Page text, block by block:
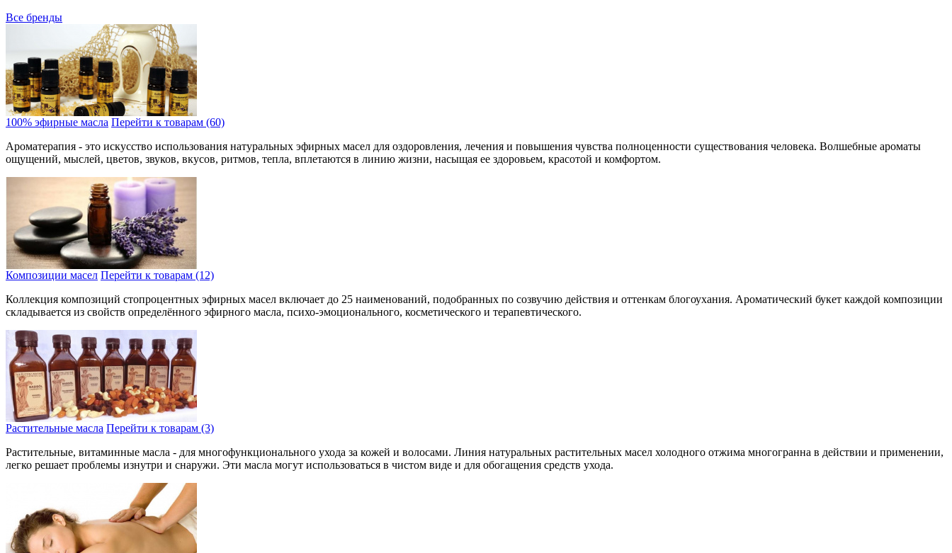
Все бренды
100% эфирные масла Перейти к товарам (60)
Аро­матерапия - это искусство использования натуральных эфирных масел для оздо­ровления, лечения и повышения чувства полноценности существования человека. Волшебные ароматы
ощущений, мыслей, цве­тов, звуков, вкусов, ритмов, тепла, вплетаются в линию жизни, насыщая ее здо­ровьем, красотой и комфортом.
Композиции масел Перейти к товарам (12)
Коллекция композиций стопроцентных эфирных масел включает до 25 наи­менований, подобранных по созвучию действия и отте­нкам блогоухания. Арома­тический букет каждой композиции
складывается из свойств определённого эфирного масла, психо-эмоци­онального, косметического и терапевтического.
Растительные масла Перейти к товарам (3)
Растительные, витаминные масла - для много­функционального ухода за кожей и волосами. Линия нату­ральных растительных масел холодного отжима мно­гогранна в действии и применении,
легко решает пробле­мы изнутри и снаружи. Эти масла могут использо­ваться в чистом виде и для обогащения средств ухода.